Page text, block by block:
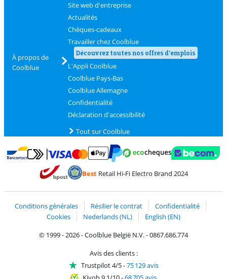
À propos de
Coolblue
Site web d'entreprise
Actualités
Chèques-cadeaux
Travailler chez Coolblue
Découvrez toutes nos offres d'emplois
L'Appli Coolblue
Coolblue Pays-Bas
Coolblue Allemagne
Confidentialité
Déclaration d'accessibilité
Tout sur Coolblue
Payer avec Bancontact
Payer avec MasterCard et Visa via ClickToPay
Payer avec PayPal
BestRetail Hi-Fi Electro Brand 2024
Conditions générales Résilier le contrat
Confidentialité
Cookies
Nederlands (NL)
English (EN)
© 1999 - 2026 - Coolblue België N.V. - 0867.686.774
Avis des clients :
Trustpilot 4/5-75 129 avis